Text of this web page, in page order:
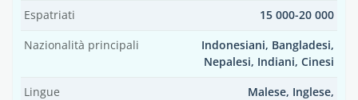
Espatriati 15 000-20 000
Nazionalità principali
Indonesiani, Bangladesi,
Nepalesi, Indiani, Cinesi
Lingue
Malese, Inglese,